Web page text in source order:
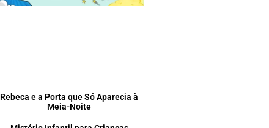
Rebeca e a Porta que Só Aparecia à
Meia-Noite